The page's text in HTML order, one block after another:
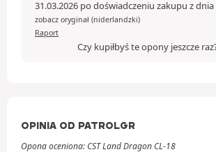
31.03.2026 po doświadczeniu zakupu z dnia
zobacz oryginał (niderlandzki)
Raport
Czy kupiłbyś te opony jeszcze
OPINIA OD PATROLGR
Opona oceniona: CST Land Dragon CL-18